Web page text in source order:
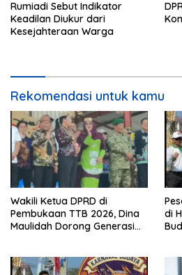
Rumiadi Sebut Indikator
Keadilan Diukur dari
Kesejahteraan Warga
Rekomendasi untuk kamu
Wakili Ketua DPRD di
Pembukaan TTB 2026, Dina
Maulidah Dorong Generasi
di